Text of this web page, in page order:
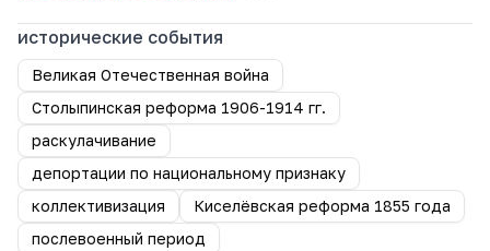
исторические события
Великая Отечественная война
Столыпинская реформа 1906-1914 гг.
раскулачивание
депортации по национальному признаку
коллективизация
Киселёвская реформа 1855 года
послевоенный период